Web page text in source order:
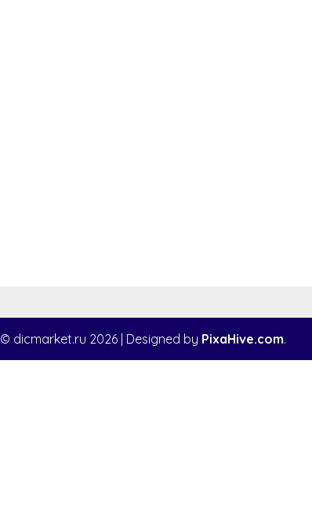
© dicmarket.ru 2026 Designed by PixaHive.com.